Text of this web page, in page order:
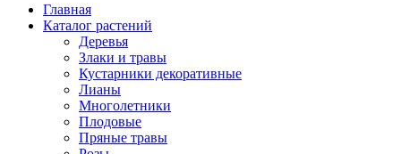
Главная
Каталог растений
Деревья
Злаки и травы
Кустарники декоративные
Лианы
Многолетники
Плодовые
Пряные травы